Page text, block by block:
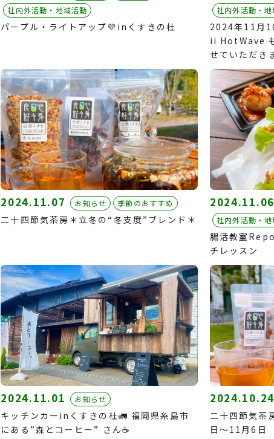
社内外活動・地域活動
パープル・ライトアップ💜inくすきの杜
社内外活動・
2024年11月
ii HotWave
せていただき
2024.11.07 お知らせ 季節のおすすめ
二十四節気茶房＊立冬の“冬支度”ブレンド＊
2024.11.06
社内外活動・
腸活教室
チレッスン
2024.11.01 お知らせ
キッチンカーinくすきの杜🚛 福岡県糸島市
にある”森とコーヒー” さん☕️
2024.10.24
二十四節気茶
日〜11月6日